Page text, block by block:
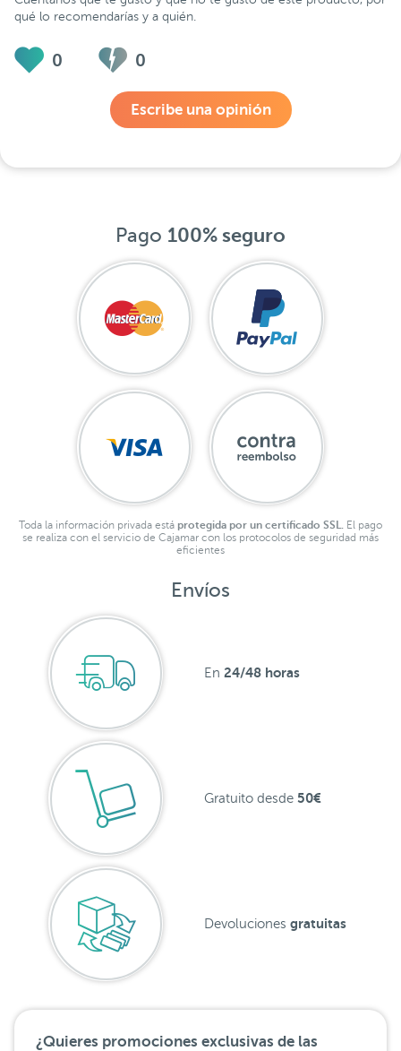
qué lo recomendarías y a quién.
0 0
Escribe una opinión
Pago 100% seguro
Toda la información privada está protegida por un certificado SSL. El pago
se realiza con el servicio de Cajamar con los protocolos de seguridad más
eficientes
Envíos
En 24/48 horas
Gratuito desde 50€
Devoluciones gratuitas
¿Quieres promociones exclusivas de las